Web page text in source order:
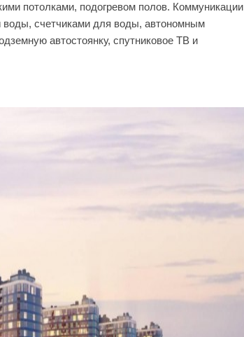
потолками, подогревом полов. Коммуникации
счетчиками для воды, автономным
автостоянку, спутниковое ТВ и